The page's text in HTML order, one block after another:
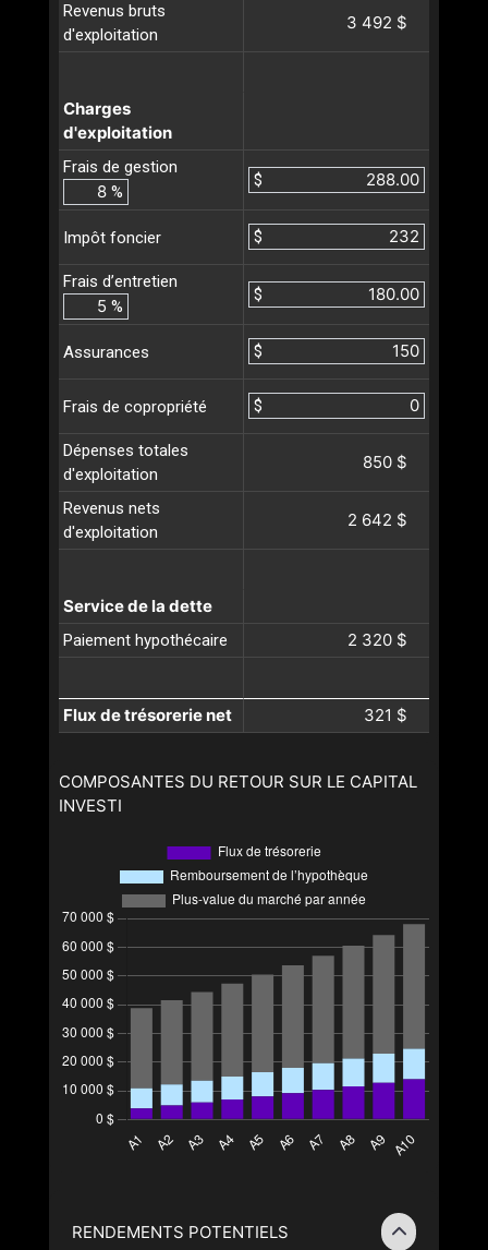
Revenus bruts
d'exploitation
3 492 $
Charges
d'exploitation
Frais de gestion
%
$
Impôt foncier $
Frais d’entretien
%
$
Assurances $
Frais de copropriété $
Dépenses totales
d'exploitation
850 $
Revenus nets
d'exploitation
2 642 $
Service de la dette
Paiement hypothécaire 2 320 $
Flux de trésorerie net 321 $
COMPOSANTES DU RETOUR SUR LE CAPITAL
INVESTI
RENDEMENTS POTENTIELS